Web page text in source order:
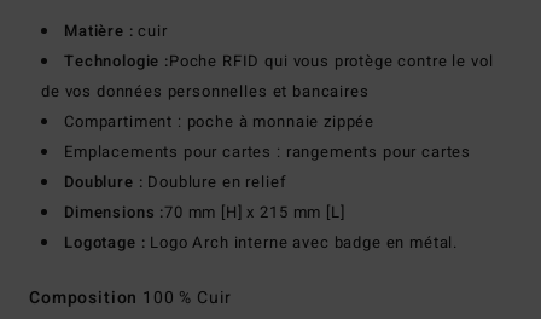
Matière : cuir
Technologie :Poche RFID qui vous protège contre le vol
de vos données personnelles et bancaires
Compartiment : poche à monnaie zippée
Emplacements pour cartes : rangements pour cartes
Doublure : Doublure en relief
Dimensions :70 mm [H] x 215 mm [L]
Logotage : Logo Arch interne avec badge en métal.
Composition 100 % Cuir